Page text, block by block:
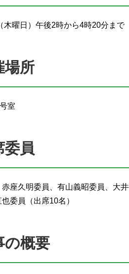
木曜日）午後2時から4時20分まで
所
室
員
座久明委員、有山義昭委員、大
委員（出席10名）
概要